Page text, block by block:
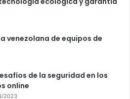
venezolana de equipos de
de la seguridad en los
online
2023